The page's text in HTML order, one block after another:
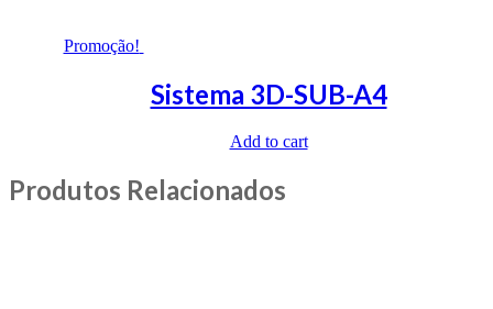
Promoção!
Sistema 3D-SUB-A4
Add to cart
Produtos Relacionados